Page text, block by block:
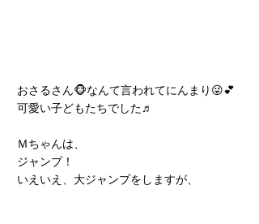
おさるさん🐵なんて言われてにんまり😜💕
可愛い子どもたちでした♬
Ｍちゃんは、
ジャンプ！
いえいえ、大ジャンプをしますが、